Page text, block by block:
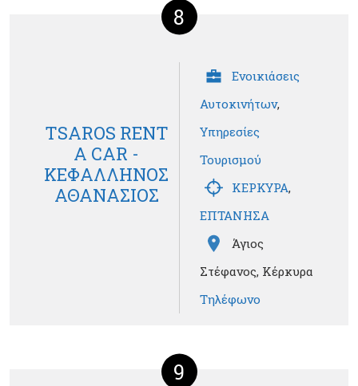
8
TSAROS RENT
A CAR -
ΚΕΦΑΛΛΗΝΟΣ
ΑΘΑΝΑΣΙΟΣ
Ενοικιάσεις
Αυτοκινήτων,
Υπηρεσίες
Τουρισμού
ΚΕΡΚΥΡΑ,
ΕΠΤΑΝΗΣΑ
Άγιος
Στέφανος, Κέρκυρα
Τηλέφωνο
9